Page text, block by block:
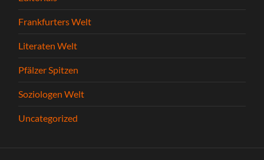
Frankfurters Welt
Literaten Welt
Pfälzer Spitzen
Soziologen Welt
Uncategorized